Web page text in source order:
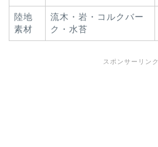
陸地
素材
流木・岩・コルクバー
ク・水苔
スポンサーリンク